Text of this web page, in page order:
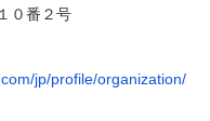
０番２号
jp/profile/organization/